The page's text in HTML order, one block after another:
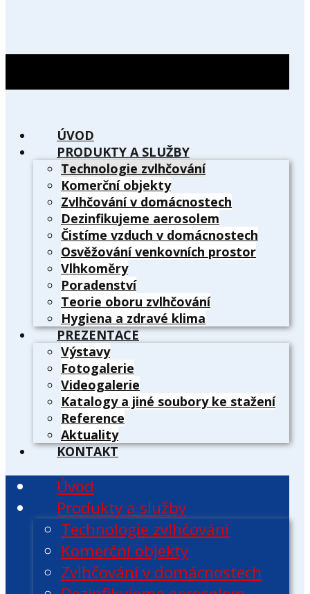
ÚVOD
PRODUKTY A SLUŽBY
Technologie zvlhčování
Komerční objekty
Zvlhčování v domácnostech
Dezinfikujeme aerosolem
Čistíme vzduch v domácnostech
Osvěžování venkovních prostor
Vlhkoměry
Poradenství
Teorie oboru zvlhčování
Hygiena a zdravé klima
PREZENTACE
Výstavy
Fotogalerie
Videogalerie
Katalogy a jiné soubory ke stažení
Reference
Aktuality
KONTAKT
Úvod
Produkty a služby
Technologie zvlhčování
Komerční objekty
Zvlhčování v domácnostech